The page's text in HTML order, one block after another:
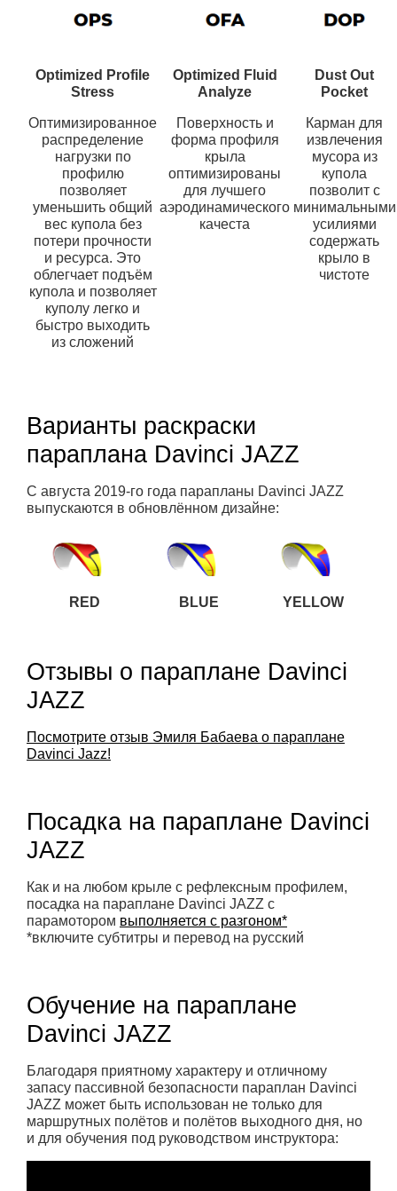
Optimized Profile
Stress
Оптимизированное
распределение
нагрузки по
профилю
позволяет
уменьшить общий
вес купола без
потери прочности
и ресурса. Это
облегчает подъём
купола и позволяет
куполу легко и
быстро выходить
из сложений
Optimized Fluid
Analyze
Поверхность и
форма профиля
крыла
оптимизированы
для лучшего
аэродинамического
качеста
Dust Out
Pocket
Карман для
извлечения
мусора из
купола
позволит с
минимальными
усилиями
содержать
крыло в
чистоте
Варианты раскраски
параплана Davinci JAZZ
С августа 2019-го года парапланы Davinci JAZZ
выпускаются в обновлённом дизайне:
RED BLUE YELLOW
Отзывы о параплане Davinci
JAZZ
Посмотрите отзыв Эмиля Бабаева о параплане
Davinci Jazz!
Посадка на параплане Davinci
JAZZ
Как и на любом крыле с рефлексным профилем,
посадка на параплане Davinci JAZZ с
парамотором ​​ выполняется с разгоном*
*включите субтитры и перевод на русский
Обучение на параплане
Davinci JAZZ
Благодаря приятному характеру и отличному
запасу пассивной безопасности параплан Davinci
JAZZ может быть использован не только для
маршрутных полётов и полётов выходного дня, но
и для обучения под руководством инструктора: